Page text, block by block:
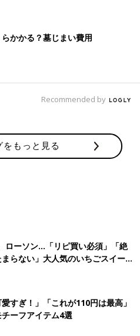
」
量も多く、いちごの果肉クリー
めたそうです。いちごをしっか
とりいちごパン」
かかる？墓じまい費用
Recommended by
をもっと見る
ローソン…「リピ買い必須」「絶
らない」大人気のいちごスイーツ
すぎ！」「これが110円は最高」
ーフアイテム4選